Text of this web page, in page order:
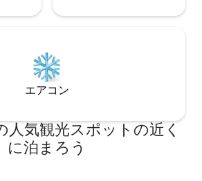
エアコン
人気観光スポットの近く
に泊まろう